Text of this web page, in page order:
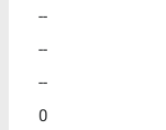
--
--
--
0